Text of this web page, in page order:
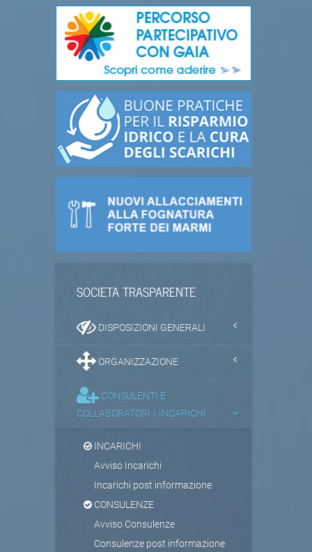
SOCIETA TRASPARENTE
DISPOSIZIONI GENERALI
ORGANIZZAZIONE
CONSULENTI E
COLLABORATORI / INCARICHI
INCARICHI
Avviso Incarichi
Incarichi post informazione
CONSULENZE
Avviso Consulenze
Consulenze post informazione